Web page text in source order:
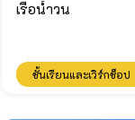
เรือน้ำวน
ชั้นเรียนและเวิร์กช็อป